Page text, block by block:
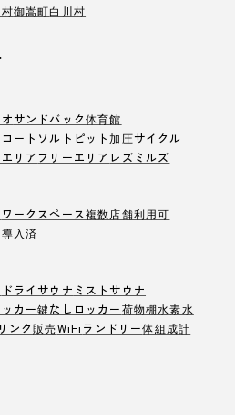
御嵩町白川村
サンドバック体育館
ート ソルトピット加圧サイクル
リア フリーエリア レズミルズ
ワークスペース複数店舗利用可
入済
ドライサウナ ミストサウナ
カー鍵なしロッカー荷物棚水素水
ンク販売WiFi ランドリー体組成計